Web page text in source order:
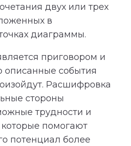
двух или трех
в
диаграммы.
приговором и
описанные события
Расшифровка
стороны
трудности и
помогают
потенциал более